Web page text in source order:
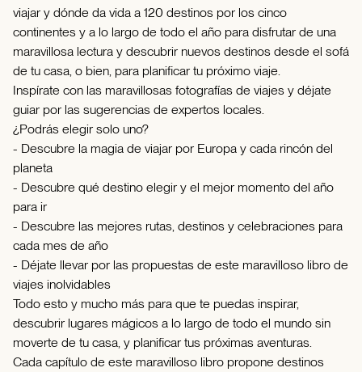
viajar y dónde da vida a 120 destinos por los cinco
continentes y a lo largo de todo el año para disfrutar de una
maravillosa lectura y descubrir nuevos destinos desde el sofá
de tu casa, o bien, para planificar tu próximo viaje.
Inspírate con las maravillosas fotografías de viajes y déjate
guiar por las sugerencias de expertos locales.
¿Podrás elegir solo uno?
- Descubre la magia de viajar por Europa y cada rincón del
planeta
- Descubre qué destino elegir y el mejor momento del año
para ir
- Descubre las mejores rutas, destinos y celebraciones para
cada mes de año
- Déjate llevar por las propuestas de este maravilloso libro de
viajes inolvidables
Todo esto y mucho más para que te puedas inspirar,
descubrir lugares mágicos a lo largo de todo el mundo sin
moverte de tu casa, y planificar tus próximas aventuras.
Cada capítulo de este maravilloso libro propone destinos